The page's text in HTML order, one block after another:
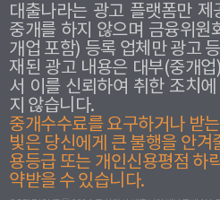
대출나라는 광고 플랫폼만
중개를 하지 않으며 금융위원
개업 포함) 등록 업체만 광고
재된 광고 내용은 대부(중개
서 이를 신뢰하여 취한 조치
지 않습니다.
중개수수료를 요구하거나 받
빛은 당신에게 큰 불행을 안겨
용등급 또는 개인신용평점 하
약받을 수 있습니다.